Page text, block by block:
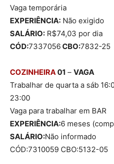
Vaga temporária
EXPERIÊNCIA: Não exigido
SALÁRIO: R$74,03 por dia
CÓD:7337056CBO:7832-25
COZINHEIRA01 – VAGA
Trabalhar de quarta a sáb
23:00
Vaga para trabalhar em BAR
EXPERIÊNCIA:6 meses
SALÁRIO:Não informado
CÓD:7310059 CBO:5132-05